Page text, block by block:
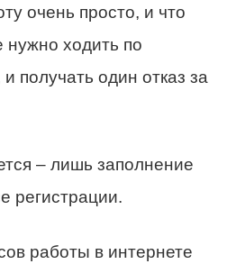
очень просто, и что
ходить по
получать один отказ за
– лишь заполнение
регистрации.
работы в интернете